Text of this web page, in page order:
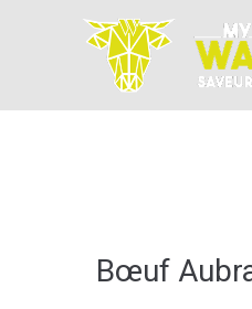
Bœuf